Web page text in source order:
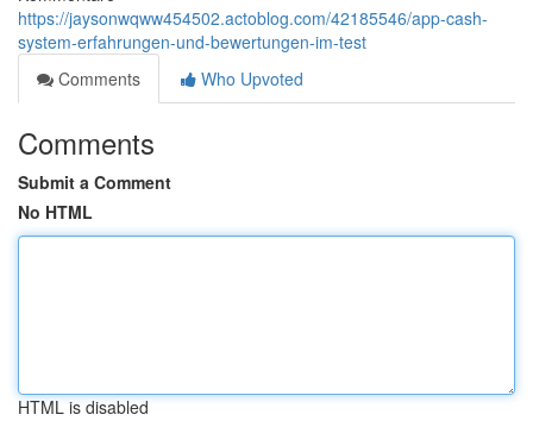
https://jaysonwqww454502.actoblog.com/42185546/app-cash-
system-erfahrungen-und-bewertungen-im-test
Comments
Who Upvoted
Comments
Submit a Comment
No HTML
HTML is disabled